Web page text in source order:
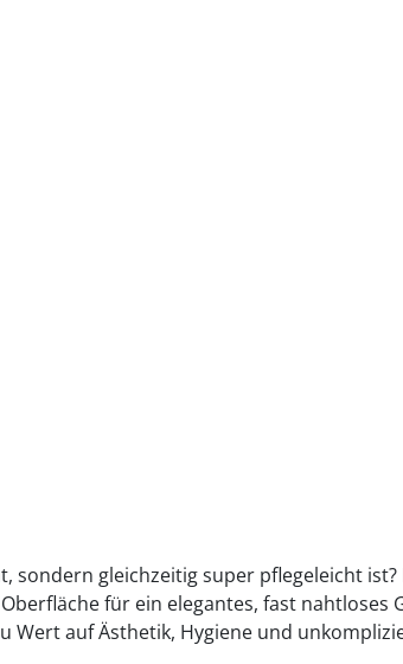
gleichzeitig super pflegeleicht
für ein elegantes, fast
Wert auf Ästhetik, Hygiene und